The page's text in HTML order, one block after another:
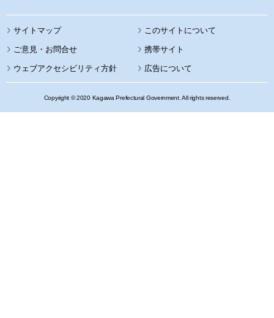
サイトマップ このサイトについて
携帯サイト
ウェブアクセシビリティ方針 広告について
Copyright © 2020 Kagawa Prefectural Government. All rights reserved.